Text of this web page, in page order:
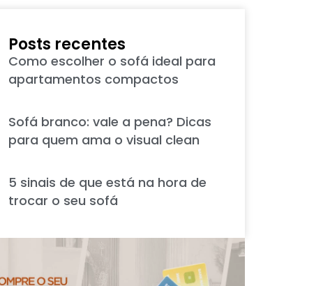
Posts recentes
Como escolher o sofá ideal para
apartamentos compactos
Sofá branco: vale a pena? Dicas
para quem ama o visual clean
5 sinais de que está na hora de
trocar o seu sofá